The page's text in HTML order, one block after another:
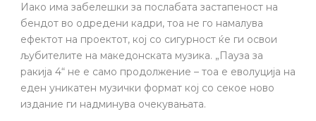
Иако има забелешки за послабата застапеност на
бендот во одредени кадри, тоа не го намалува
ефектот на проектот, кој со сигурност ќе ги освои
љубителите на македонската музика. „Пауза за
ракија 4“ не е само продолжение – тоа е еволуција на
еден уникатен музички формат кој со секое ново
издание ги надминува очекувањата.